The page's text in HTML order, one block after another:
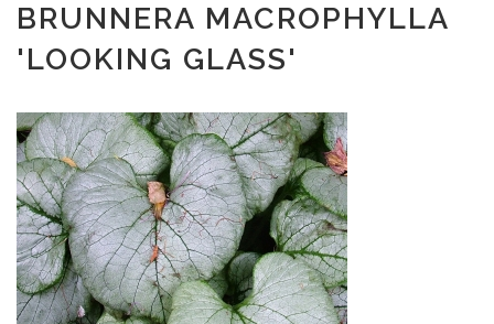
BRUNNERA MACROPHYLLA
'LOOKING GLASS'